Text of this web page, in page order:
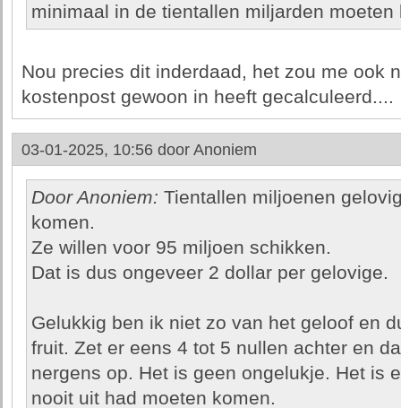
minimaal in de tientallen miljarden moeten
Nou precies dit inderdaad, het zou me ook
kostenpost gewoon in heeft gecalculeerd....
03-01-2025, 10:56 door Anoniem
Door Anoniem: Tientallen miljoenen
komen.
Ze willen voor 95 miljoen schikken.
Dat is dus ongeveer 2 dollar per gelovige.
Gelukkig ben ik niet zo van het geloof en
fruit. Zet er eens 4 tot 5 nullen achter en
nergens op. Het is geen ongelukje. Het is
nooit uit had moeten komen.